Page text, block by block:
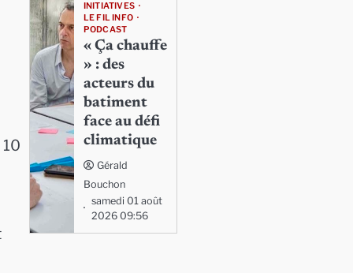
INITIATIVES
LE FIL INFO
PODCAST
« Ça chauffe
» : des
acteurs du
batiment
face au défi
climatique
Gérald
Bouchon
samedi 01 août
2026 09:56